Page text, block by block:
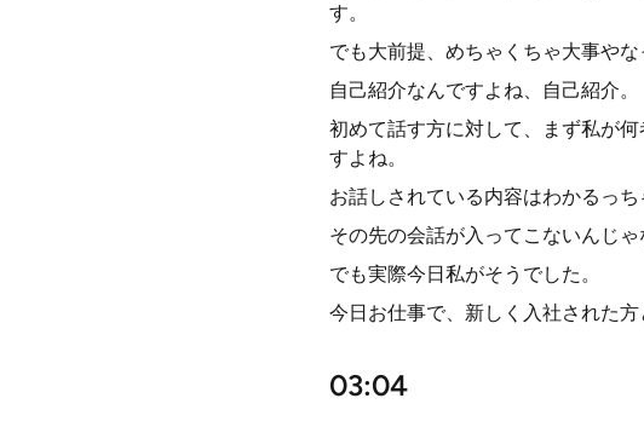
す。
でも大前提、めちゃくちゃ大事やな
自己紹介なんですよね、自己紹介。
初めて話す方に対して、まず私が
すよね。
お話しされている内容はわかるっ
その先の会話が入ってこないんじ
でも実際今日私がそうでした。
今日お仕事で、新しく入社された
03:04